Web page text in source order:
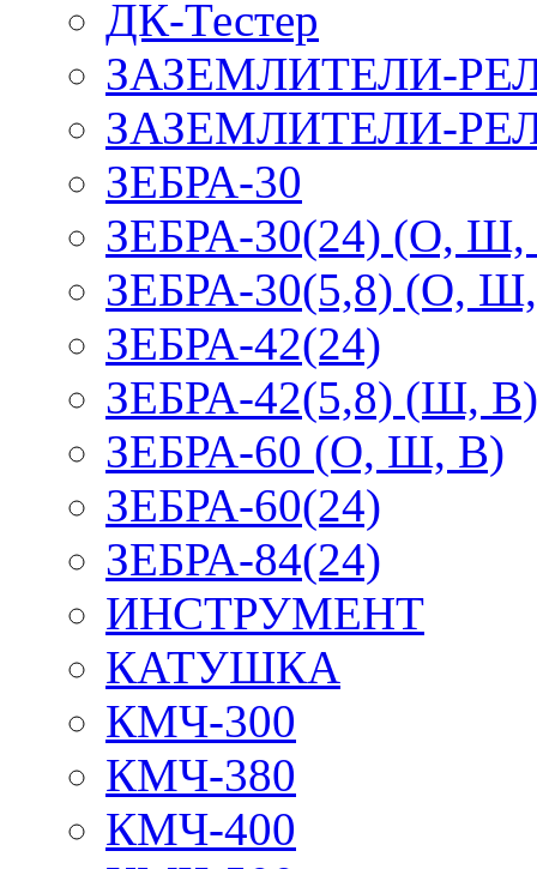
ДК-Тестер
ЗАЗЕМЛИТЕЛИ-
ЗАЗЕМЛИТЕЛИ-
ЗЕБРА-30
ЗЕБРА-30(24) (О,
ЗЕБРА-30(5,8) (О,
ЗЕБРА-42(24)
ЗЕБРА-42(5,8) (Ш, В)
ЗЕБРА-60 (О, Ш, В)
ЗЕБРА-60(24)
ЗЕБРА-84(24)
ИНСТРУМЕНТ
КАТУШКА
КМЧ-300
КМЧ-380
КМЧ-400